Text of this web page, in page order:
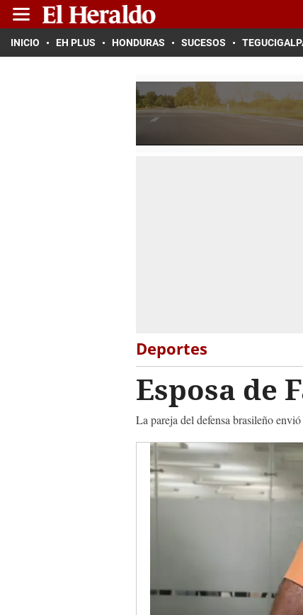
INICIO EH PLUS HONDURAS SUCESOS
Deportes
Esposa de
La pareja del defensa brasileño